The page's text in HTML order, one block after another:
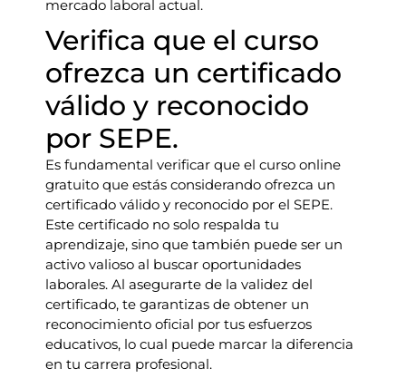
mercado laboral actual.
Verifica que el curso
ofrezca un certificado
válido y reconocido
por SEPE.
Es fundamental verificar que el curso online
gratuito que estás considerando ofrezca un
certificado válido y reconocido por el SEPE.
Este certificado no solo respalda tu
aprendizaje, sino que también puede ser un
activo valioso al buscar oportunidades
laborales. Al asegurarte de la validez del
certificado, te garantizas de obtener un
reconocimiento oficial por tus esfuerzos
educativos, lo cual puede marcar la diferencia
en tu carrera profesional.